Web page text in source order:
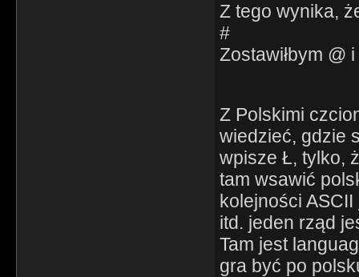
Z tego wynika,
#
Zostawiłbym @
Z Polskimi
wiedzieć, gdzie
wpisze Ł, tylko,
tam wsawić
kolejności ASCII
itd. jeden rząd
Tam jest
gra być po